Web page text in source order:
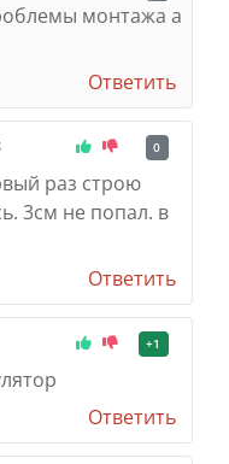
монтажа а
Ответить
0
раз строю
3см не попал. в
Ответить
+1
Ответить